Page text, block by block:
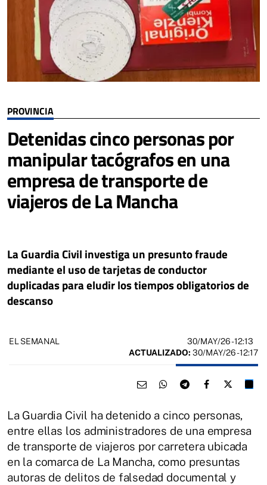
PROVINCIA
Detenidas cinco personas por
manipular tacógrafos en una
empresa de transporte de
viajeros de La Mancha
La Guardia Civil investiga un presunto fraude
mediante el uso de tarjetas de conductor
duplicadas para eludir los tiempos obligatorios de
descanso
EL SEMANAL 30/MAY/26- 12:13
ACTUALIZADO: 30/MAY/26 - 12:17
La Guardia Civil ha detenido a cinco personas,
entre ellas los administradores de una empresa
de transporte de viajeros por carretera ubicada
en la comarca de La Mancha, como presuntas
autoras de delitos de falsedad documental y